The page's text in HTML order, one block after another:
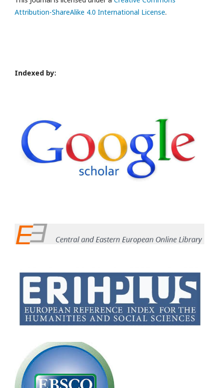
Attribution-ShareAlike 4.0 International License.
Indexed by: